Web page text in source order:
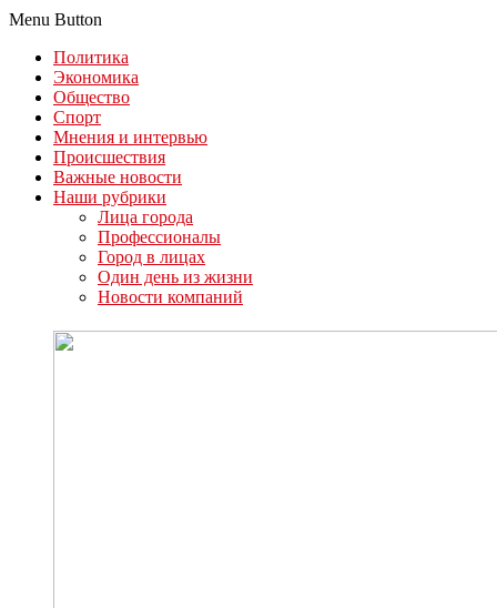
Menu Button
Политика
Экономика
Общество
Спорт
Мнения и интервью
Происшествия
Важные новости
Наши рубрики
Лица города
Профессионалы
Город в лицах
Один день из жизни
Новости компаний